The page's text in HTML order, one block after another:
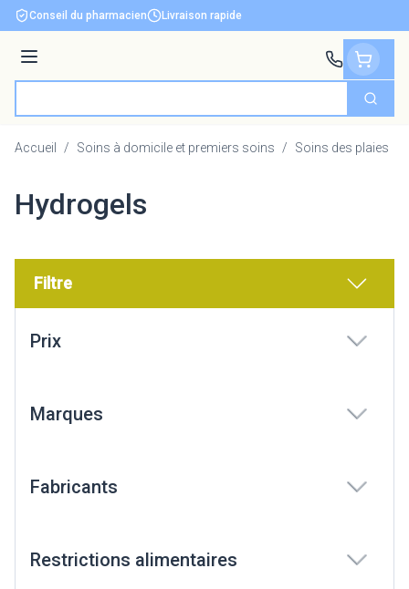
Aller au contenu
Conseil du pharmacien Livraison rapide
Menu
Accueil / Soins à domicile et premiers soins / Soins des plaies
Hydrogels
Filtre
Prix
Marques
Fabricants
Restrictions alimentaires